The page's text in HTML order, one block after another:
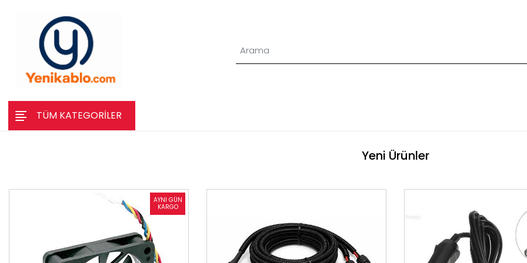
TÜM KATEGORİLER
Yeni Ürünler